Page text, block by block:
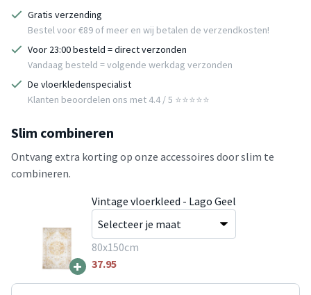
Gratis verzending
Bestel voor €89 of meer en wij betalen de verzendkosten!
Voor 23:00 besteld = direct verzonden
Vandaag besteld = volgende werkdag verzonden
De vloerkledenspecialist
Klanten beoordelen ons met 4.4 / 5 ⭐⭐⭐⭐⭐
Slim combineren
Ontvang extra korting op onze accessoires door slim te
combineren.
+
Vintage vloerkleed - Lago Geel
80x150cm
37.95